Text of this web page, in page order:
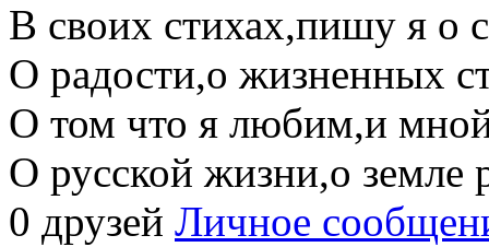
В своих стихах,пишу я о
О радости,о жизненных
О том что я любим,и
О русской жизни,о
0 друзей Личное